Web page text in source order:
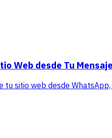
Web desde Tu
sitio web desde